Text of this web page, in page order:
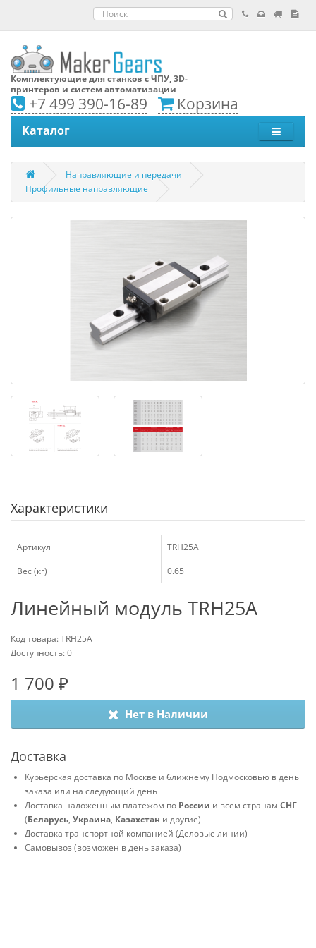
Комплектующие для станков с ЧПУ, 3D-
принтеров и систем автоматизации
+7 499 390-16-89 Корзина
Каталог
Направляющие и передачи
Профильные направляющие
Характеристики
Артикул
TRH25A
Вес (кг)
0.65
Линейный модуль TRH25A
Код товара: TRH25A
Доступность: 0
1 700 ₽
Нет в Наличии
Доставка
Курьерская доставка по Москве и ближнему Подмосковью в день
заказа или на следующий день
Доставка наложенным платежом по России и всем странам СНГ
(Беларусь, Украина, Казахстан и другие)
Доставка транспортной компанией (Деловые линии)
Самовывоз (возможен в день заказа)